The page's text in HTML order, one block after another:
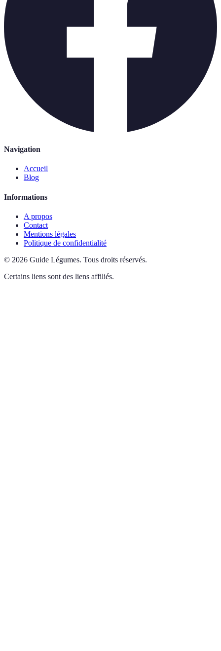
Navigation
Accueil
Blog
Informations
A propos
Contact
Mentions légales
Politique de confidentialité
© 2026 Guide Légumes. Tous droits réservés.
Certains liens sont des liens affiliés.